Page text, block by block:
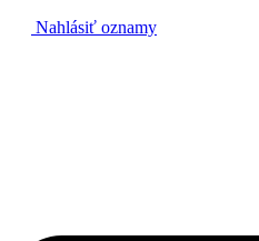
Nahlásiť oznamy